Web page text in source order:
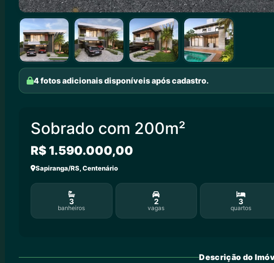
4 fotos adicionais disponíveis após cadastro.
Sobrado com 200m²
R$ 1.590.000,00
Sapiranga/RS, Centenário
3
banheiros
2
vagas
3
quartos
Descrição do